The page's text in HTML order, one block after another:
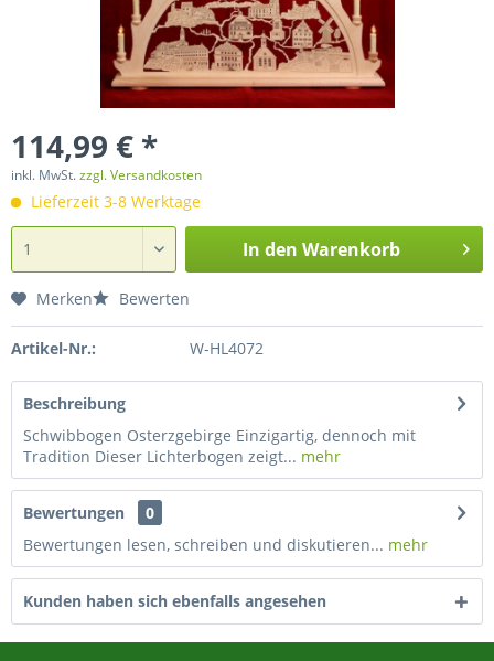
114,99 € *
inkl. MwSt.zzgl. Versandkosten
Lieferzeit 3-8 Werktage
In den Warenkorb
Merken Bewerten
Artikel-Nr.: W-HL4072
Beschreibung
Schwibbogen Osterzgebirge Einzigartig, dennoch mit
Tradition Dieser Lichterbogen zeigt... mehr
Bewertungen
0
Bewertungen lesen, schreiben und diskutieren... mehr
Kunden haben sich ebenfalls angesehen